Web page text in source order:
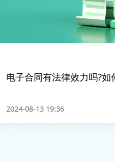
电子合同有法律效力吗?如何
2024-08-13 19:36